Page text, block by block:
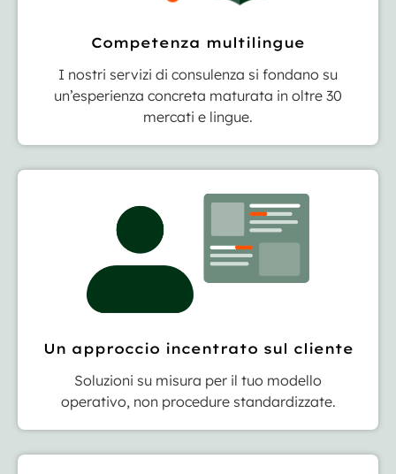
Competenza multilingue
I nostri servizi di consulenza si fondano su
un’esperienza concreta maturata in oltre 30
mercati e lingue.
Un approccio incentrato sul cliente
Soluzioni su misura per il tuo modello
operativo, non procedure standardizzate.